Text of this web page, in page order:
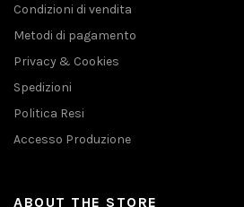
Condizioni di vendita
Metodi di pagamento
Privacy & Cookies
Spedizioni
Politica Resi
Accesso Produzione
ABOUT THE STORE